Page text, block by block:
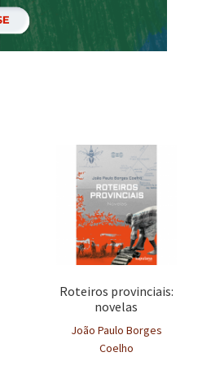
Roteiros provinciais:
novelas
João Paulo Borges
Coelho